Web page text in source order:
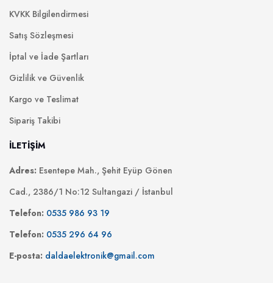
KVKK Bilgilendirmesi
Satış Sözleşmesi
İptal ve İade Şartları
Gizlilik ve Güvenlik
Kargo ve Teslimat
Sipariş Takibi
İLETİŞİM
Adres: Esentepe Mah., Şehit Eyüp Gönen
Cad., 2386/1 No:12 Sultangazi / İstanbul
Telefon: 0535 986 93 19
Telefon: 0535 296 64 96
E-posta: daldaelektronik@gmail.com